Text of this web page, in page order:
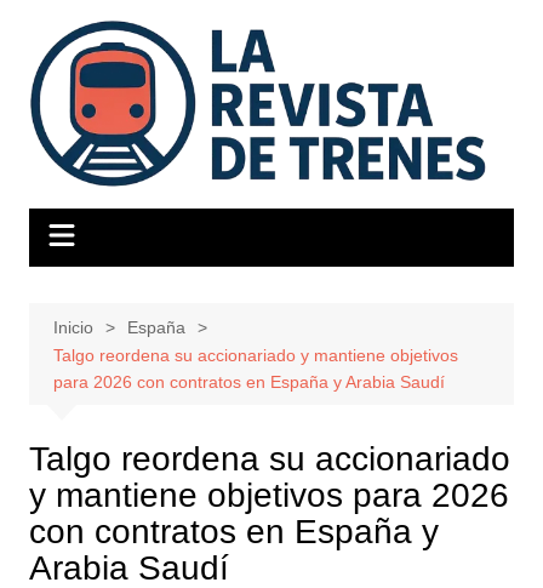
contenido
Inicio
España
Talgo reordena su accionariado y mantiene objetivos
para 2026 con contratos en España y Arabia Saudí
Talgo reordena su accionariado
y mantiene objetivos para 2026
con contratos en España y
Arabia Saudí